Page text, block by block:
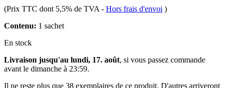
(Prix TTC dont 5,5% de TVA - Hors frais d'envoi )
Contenu: 1 sachet
En stock
Livraison jusqu'au lundi, 17. août, si vous passez commande
avant le dimanche à 23:59.
Il ne reste plus que 38 exemplaires de ce produit. D'autres arriveront